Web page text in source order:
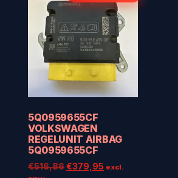
5Q0959655CF
VOLKSWAGEN
REGELUNIT AIRBAG
5Q0959655CF
€516,86Oorspronkelijke
€379,95 Huidige
excl.